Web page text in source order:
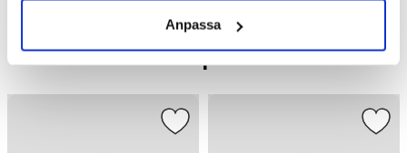
Anpassa
Liknande produkter